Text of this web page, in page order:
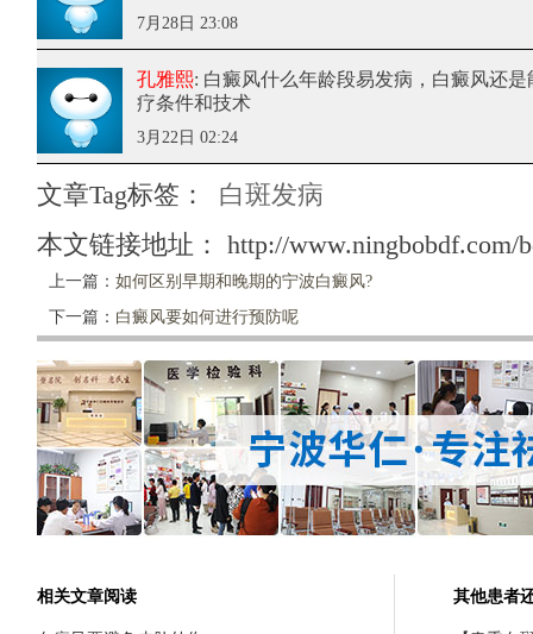
7月28日 23:08
孔雅熙: 白癜风什么年龄段易发病 ，白癜风还
疗条件和技术
3月22日 02:24
文章Tag标签：
白斑发病
本文链接地址： http://www.ningbobdf.com/
上一篇： 如何区别早期和晚期的宁波白癜风?
下一篇： 白癜风要如何进行预防呢
相关文章阅读 其他患者